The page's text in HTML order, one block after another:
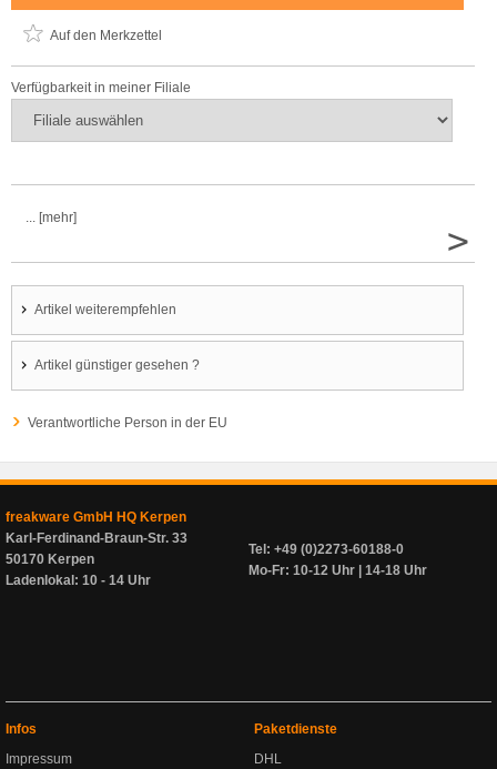
Auf den Merkzettel
Verfügbarkeit in meiner Filiale
... [mehr]
>
Artikel weiterempfehlen
Artikel günstiger gesehen ?
Verantwortliche Person in der EU
freakware GmbH HQ Kerpen
Karl-Ferdinand-Braun-Str. 33
50170 Kerpen
Ladenlokal: 10 - 14 Uhr
Tel: +49 (0)2273-60188-0
Mo-Fr: 10-12 Uhr | 14-18 Uhr
Infos
Impressum
Paketdienste
DHL